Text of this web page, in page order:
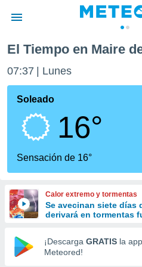
de
por
que se
calidad.
a este
las
y
forma
digital
basada
El Tiempo en Maire
07:37 Lunes
Soleado
16°
Sensación de 16°
Calor extremo y tormentas
Se avecinan siete días
derivará en tormentas
¡Descarga GRATIS la
Meteored!